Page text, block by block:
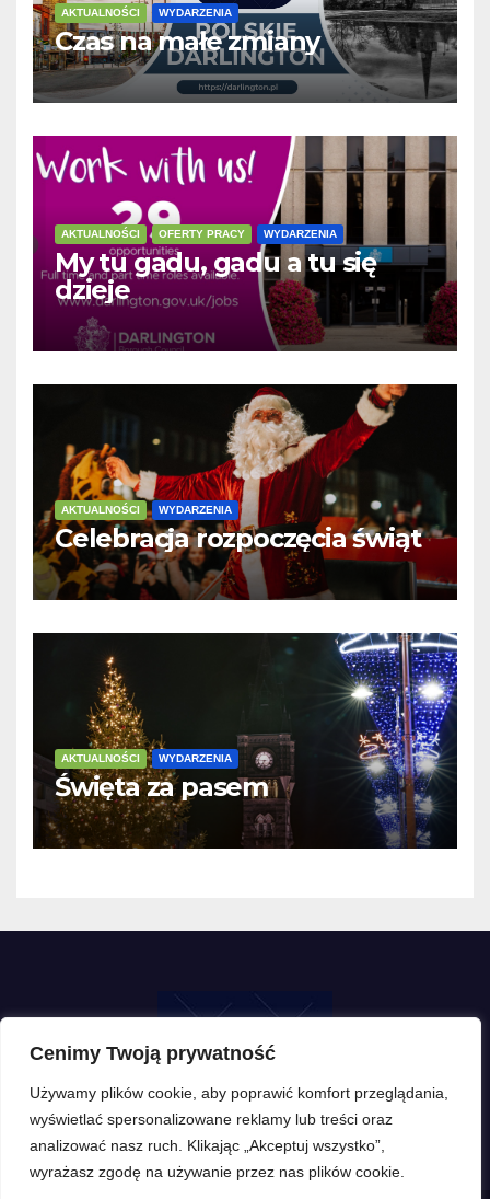
Cenimy Twoją prywatność
Używamy plików cookie, aby poprawić komfort przeglądania,
wyświetlać spersonalizowane reklamy lub treści oraz
analizować nasz ruch. Klikając „Akceptuj wszystko”,
wyrażasz zgodę na używanie przez nas plików cookie.
AKTUALNOŚCI WYDARZENIA
Czas na małe zmiany
AKTUALNOŚCI OFERTY PRACY WYDARZENIA
My tu gadu, gadu a tu się
dzieje
AKTUALNOŚCI WYDARZENIA
Celebracja rozpoczęcia świąt
AKTUALNOŚCI WYDARZENIA
Święta za pasem